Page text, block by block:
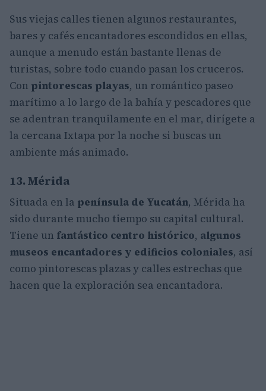
Sus viejas calles tienen algunos restaurantes,
bares y cafés encantadores escondidos en ellas,
aunque a menudo están bastante llenas de
turistas, sobre todo cuando pasan los cruceros.
Con pintorescas playas, un romántico paseo
marítimo a lo largo de la bahía y pescadores que
se adentran tranquilamente en el mar, dirígete a
la cercana Ixtapa por la noche si buscas un
ambiente más animado.
13. Mérida
Situada en la península de Yucatán, Mérida ha
sido durante mucho tiempo su capital cultural.
Tiene un fantástico centro histórico, algunos
museos encantadores y edificios coloniales, así
como pintorescas plazas y calles estrechas que
hacen que la exploración sea encantadora.